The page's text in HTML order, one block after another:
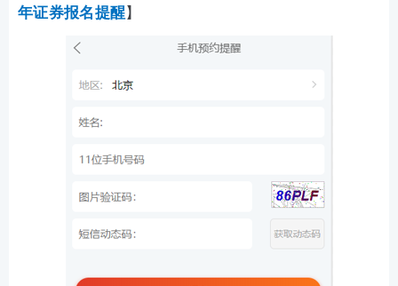
年证券报名提醒】